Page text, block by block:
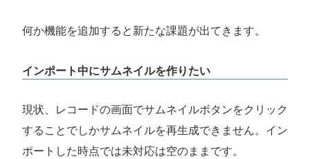
何か機能を追加すると新たな課題が出てきます。
インポート中にサムネイルを作りたい
現状、レコードの画面でサムネイルボタンをクリック
することでしかサムネイルを再生成できません。イン
ポートした時点では未対応は空のままです。